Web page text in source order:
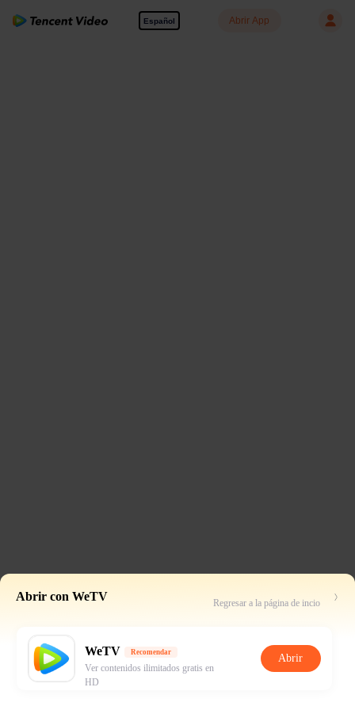
Español Abrir App
Abrir con WeTV Regresar a la página de incio
WeTV Recomendar
Ver contenidos ilimitados gratis en
HD
Abrir